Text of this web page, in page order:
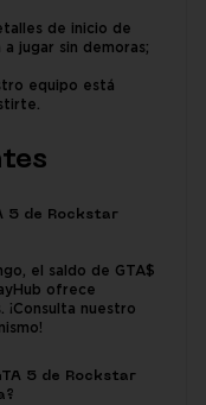
de inicio de
jugar sin demoras;
equipo está
5 de Rockstar
el saldo de GTA$
ofrece
nuestro
5 de Rockstar